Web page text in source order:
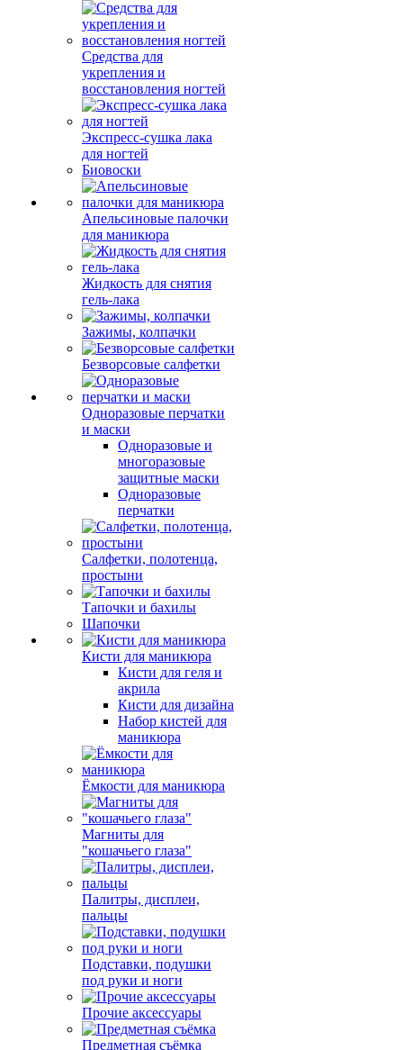
Средства для
укрепления и
восстановления ногтей
Экспресс-сушка лака
для ногтей
Биовоски
Апельсиновые палочки
для маникюра
Жидкость для снятия
гель-лака
Зажимы, колпачки
Безворсовые салфетки
Одноразовые перчатки
и маски
Одноразовые и
многоразовые
защитные маски
Одноразовые
перчатки
Салфетки, полотенца,
простыни
Тапочки и бахилы
Шапочки
Кисти для маникюра
Кисти для геля и
акрила
Кисти для дизайна
Набор кистей для
маникюра
Ёмкости для маникюра
Магниты для
"кошачьего глаза"
Палитры, дисплеи,
пальцы
Подставки, подушки
под руки и ноги
Прочие аксессуары
Предметная съёмка